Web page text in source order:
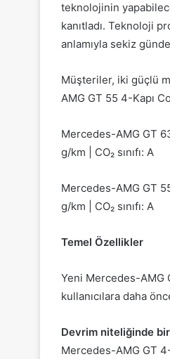
teknolojinin
kanıtladı. Teknoloji
anlamıyla sekiz
Müşteriler, iki güçlü
AMG GT 55 4-Kapı
Mercedes-AMG GT
g/km | CO₂ sınıfı: A
Mercedes-AMG GT
g/km | CO₂ sınıfı: A
Temel Özellikler
Yeni Mercedes-AMG
kullanıcılara daha
Devrim niteliğinde
Mercedes-AMG GT